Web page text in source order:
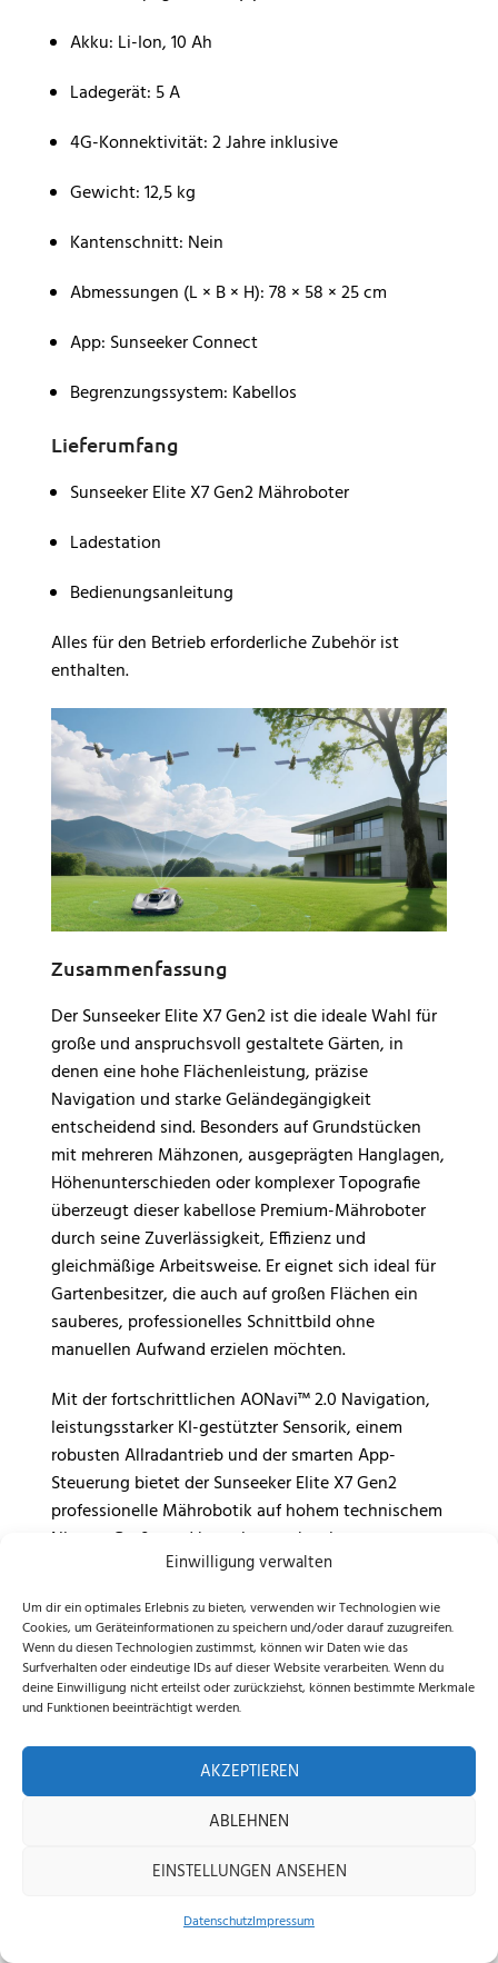
Einwilligung verwalten
Um dir ein optimales Erlebnis zu bieten, verwenden wir Technologien wie
Cookies, um Geräteinformationen zu speichern und/oder darauf zuzugreifen.
Wenn du diesen Technologien zustimmst, können wir Daten wie das
Surfverhalten oder eindeutige IDs auf dieser Website verarbeiten. Wenn du
deine Einwilligung nicht erteilst oder zurückziehst, können bestimmte Merkmale
und Funktionen beeinträchtigt werden.
AKZEPTIEREN
ABLEHNEN
EINSTELLUNGEN ANSEHEN
DatenschutzImpressum
Akku: Li-Ion, 10 Ah
Ladegerät: 5 A
4G-Konnektivität: 2 Jahre inklusive
Gewicht: 12,5 kg
Kantenschnitt: Nein
Abmessungen (L × B × H): 78 × 58 × 25 cm
App: Sunseeker Connect
Begrenzungssystem: Kabellos
Lieferumfang
Sunseeker Elite X7 Gen2 Mähroboter
Ladestation
Bedienungsanleitung
Alles für den Betrieb erforderliche Zubehör ist
enthalten.
Zusammenfassung
Der Sunseeker Elite X7 Gen2 ist die ideale Wahl für
große und anspruchsvoll gestaltete Gärten, in
denen eine hohe Flächenleistung, präzise
Navigation und starke Geländegängigkeit
entscheidend sind. Besonders auf Grundstücken
mit mehreren Mähzonen, ausgeprägten Hanglagen,
Höhenunterschieden oder komplexer Topografie
überzeugt dieser kabellose Premium-Mähroboter
durch seine Zuverlässigkeit, Effizienz und
gleichmäßige Arbeitsweise. Er eignet sich ideal für
Gartenbesitzer, die auch auf großen Flächen ein
sauberes, professionelles Schnittbild ohne
manuellen Aufwand erzielen möchten.
Mit der fortschrittlichen AONavi™ 2.0 Navigation,
leistungsstarker KI-gestützter Sensorik, einem
robusten Allradantrieb und der smarten App-
Steuerung bietet der Sunseeker Elite X7 Gen2
professionelle Mährobotik auf hohem technischem
Niveau. Große und komplex strukturierte
Rasenflächen werden systematisch, präzise und
und Randbereiche zuverlässig erkannt werden. Der
leise, vollautomatische Betrieb sorgt dabei für
einen dauerhaft gepflegten Rasen, hohen
Bedienkomfort und einen minimalen Zeit- und
Nutzung auf anspruchsvollem Gelände.
ÄHNLICHE PRODUKTE